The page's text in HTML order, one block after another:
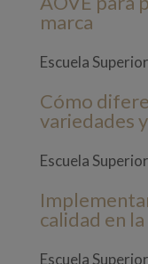
marca
Escuela
Cómo
variedades
Escuela
calidad en
Escuela